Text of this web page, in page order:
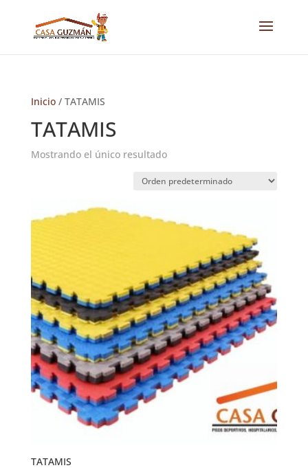
Inicio/ TATAMIS
TATAMIS
Mostrando el único resultado
TATAMIS